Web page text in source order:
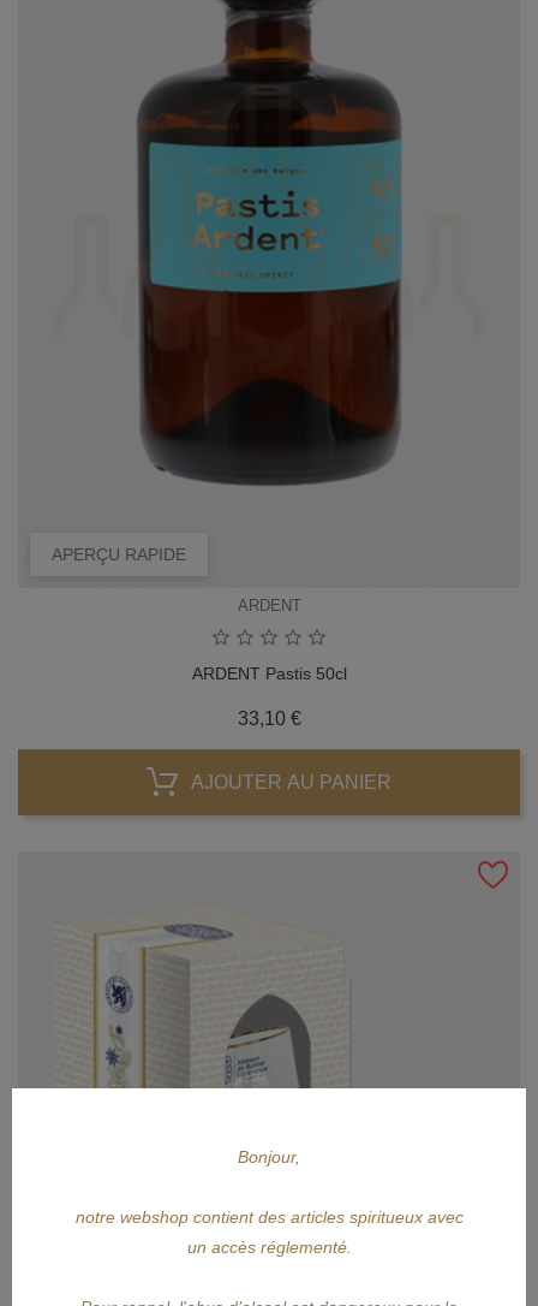
APERÇU RAPIDE
ARDENT
ARDENT Pastis 50cl
33,10 €Prix
AJOUTER AU PANIER
Bonjour,
notre webshop contient des articles spiritueux avec
un accès réglementé.